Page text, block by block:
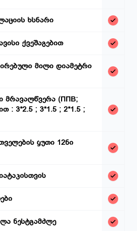
ხსნარი
ქვეშაგებით
მილი დიამეტრი
მრავალწვერა (ППВ;
: 3*2.5 ; 3*1.5 ; 2*1.5 ;
ყუთი 12ნი
ნესტგამძლე